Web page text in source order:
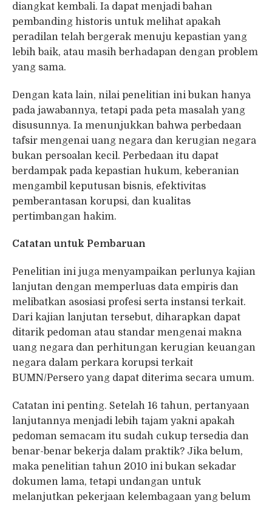
diangkat kembali. Ia dapat menjadi bahan
pembanding historis untuk melihat apakah
peradilan telah bergerak menuju kepastian yang
lebih baik, atau masih berhadapan dengan problem
yang sama.
Dengan kata lain, nilai penelitian ini bukan hanya
pada jawabannya, tetapi pada peta masalah yang
disusunnya. Ia menunjukkan bahwa perbedaan
tafsir mengenai uang negara dan kerugian negara
bukan persoalan kecil. Perbedaan itu dapat
berdampak pada kepastian hukum, keberanian
mengambil keputusan bisnis, efektivitas
pemberantasan korupsi, dan kualitas
pertimbangan hakim.
Catatan untuk Pembaruan
Penelitian ini juga menyampaikan perlunya kajian
lanjutan dengan memperluas data empiris dan
melibatkan asosiasi profesi serta instansi terkait.
Dari kajian lanjutan tersebut, diharapkan dapat
ditarik pedoman atau standar mengenai makna
uang negara dan perhitungan kerugian keuangan
negara dalam perkara korupsi terkait
BUMN/Persero yang dapat diterima secara umum.
Catatan ini penting. Setelah 16 tahun, pertanyaan
lanjutannya menjadi lebih tajam yakni apakah
pedoman semacam itu sudah cukup tersedia dan
benar-benar bekerja dalam praktik? Jika belum,
maka penelitian tahun 2010 ini bukan sekadar
dokumen lama, tetapi undangan untuk
melanjutkan pekerjaan kelembagaan yang belum